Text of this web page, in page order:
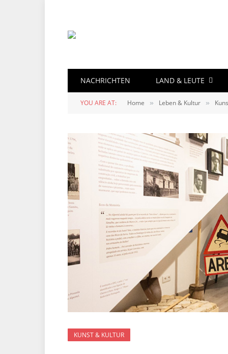
NACHRICHTEN LAND & LEUTE
YOU ARE AT: Home » Leben & Kultur »
KUNST & KULTUR